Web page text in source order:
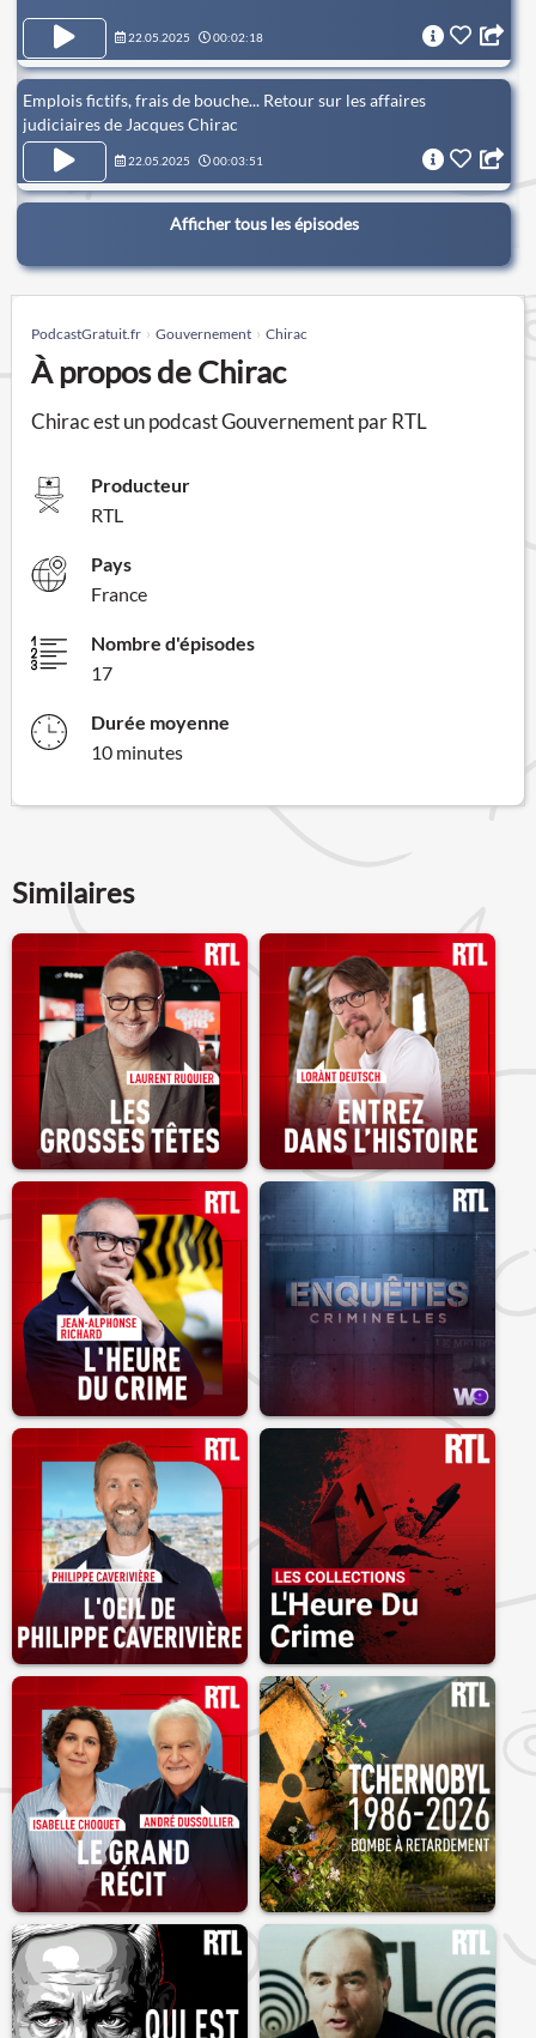
22.05.2025 00:02:18
Emplois fictifs, frais de bouche... Retour sur les affaires
judiciaires de Jacques Chirac
22.05.2025 00:03:51
Afficher tous les épisodes
PodcastGratuit.fr Gouvernement Chirac
À propos de Chirac
Chirac est un podcast Gouvernement par RTL
Producteur
RTL
Pays
France
Nombre d'épisodes
17
Durée moyenne
10 minutes
Similaires